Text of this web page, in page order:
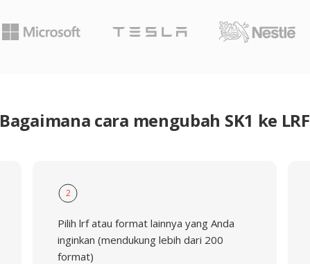
Bagaimana cara mengubah SK1 ke LRF
2
Pilih lrf atau format lainnya yang Anda
inginkan (mendukung lebih dari 200
format)